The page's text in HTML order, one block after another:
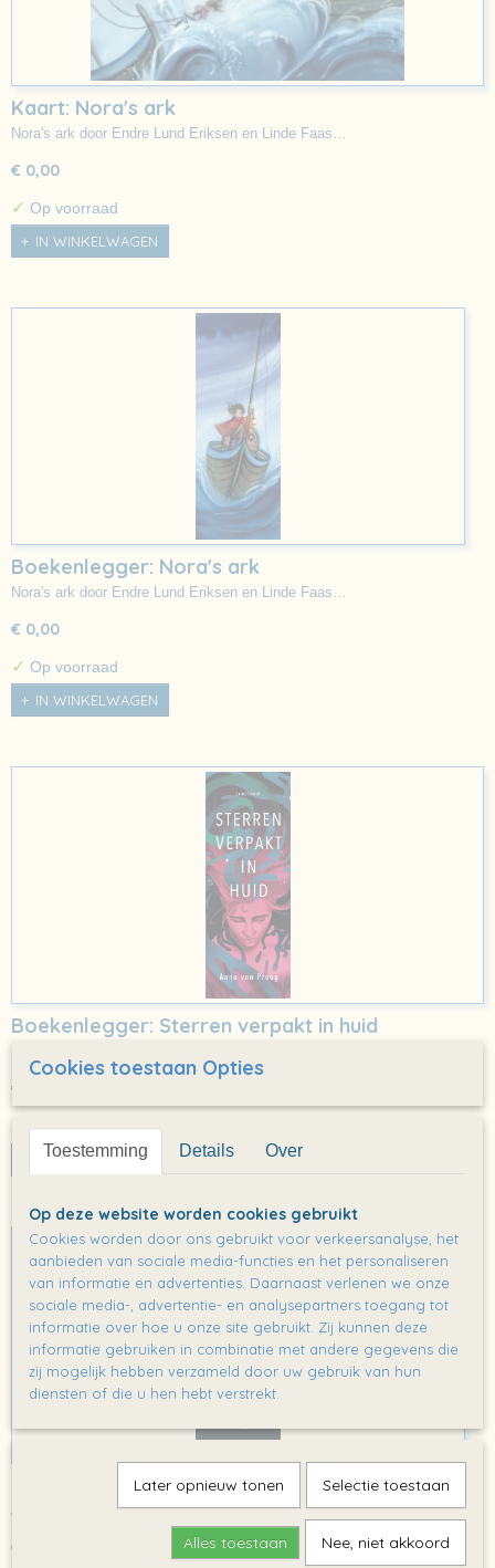
Kaart: Nora's ark
Nora's ark door Endre Lund Eriksen en Linde Faas…
€ 0,00
✓ Op voorraad
IN WINKELWAGEN
Boekenlegger: Nora's ark
Nora's ark door Endre Lund Eriksen en Linde Faas…
€ 0,00
✓ Op voorraad
IN WINKELWAGEN
Boekenlegger: Sterren verpakt in huid
Sterren verpakt in huid door Anna van Praag…
€ 0,00
Op voorraad
IN WINKELWAGEN
Boekenlegger: Aouda en Passepartout
Aouda en Passepartout door Adwin de Kluyver…
€ 0,00
Cookies toestaan Opties
Toestemming Details Over
Op deze website worden cookies gebruikt
Cookies worden door ons gebruikt voor verkeersanalyse, het
aanbieden van sociale media-functies en het personaliseren
van informatie en advertenties. Daarnaast verlenen we onze
sociale media-, advertentie- en analysepartners toegang tot
informatie over hoe u onze site gebruikt. Zij kunnen deze
informatie gebruiken in combinatie met andere gegevens die
zij mogelijk hebben verzameld door uw gebruik van hun
diensten of die u hen hebt verstrekt.
Later opnieuw tonen Selectie toestaan
Alles toestaan Nee, niet akkoord